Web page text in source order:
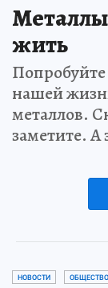
жить
нашей
металлов.
заметите.
НОВОСТИ ОБЩЕСТВО